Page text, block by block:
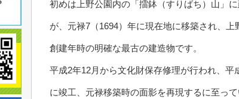
初めは上野公園内の「擂鉢（すりばち）山」
が、元禄7（1694）年に現在地に移築され、上
創建年時の明確な最古の建造物です。
平成2年12月から文化財保存修理が行われ、平
に竣工、元禄移築時の面影を再現するに至って